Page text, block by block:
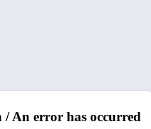
/ An error has occurred